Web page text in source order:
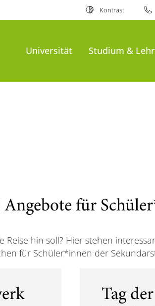
Kontrast
Universität Studium &
für
Reise hin soll? Hier stehen
für Schüler*innen der
Tag